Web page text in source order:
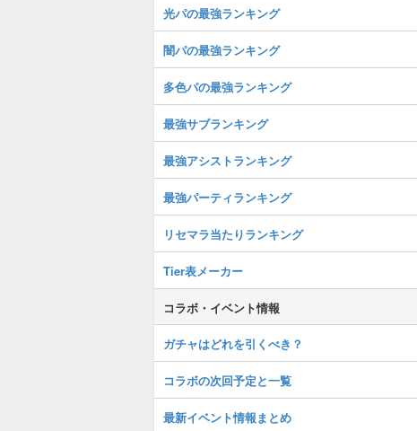
光パの最強ランキング
闇パの最強ランキング
多色パの最強ランキング
最強サブランキング
最強アシストランキング
最強パーティランキング
リセマラ当たりランキング
Tier表メーカー
コラボ・イベント情報
ガチャはどれを引くべき？
コラボの次回予定と一覧
最新イベント情報まとめ